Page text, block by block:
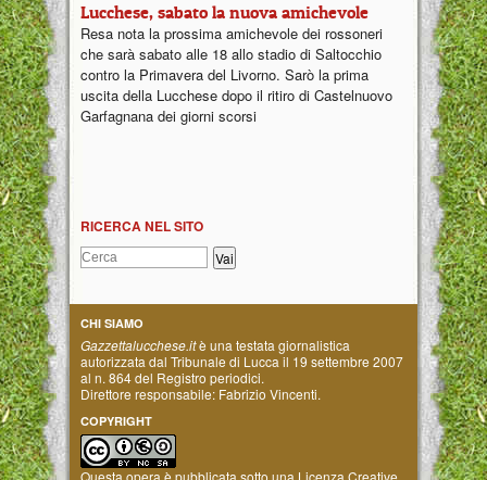
Lucchese, sabato la nuova amichevole
Resa nota la prossima amichevole dei rossoneri
che sarà sabato alle 18 allo stadio di Saltocchio
contro la Primavera del Livorno. Sarò la prima
uscita della Lucchese dopo il ritiro di Castelnuovo
Garfagnana dei giorni scorsi
RICERCA NEL SITO
CHI SIAMO
Gazzettalucchese.itè una testata giornalistica
autorizzata dal Tribunale di Lucca il 19 settembre 2007
al n. 864 del Registro periodici.
Direttore responsabile: Fabrizio Vincenti.
COPYRIGHT